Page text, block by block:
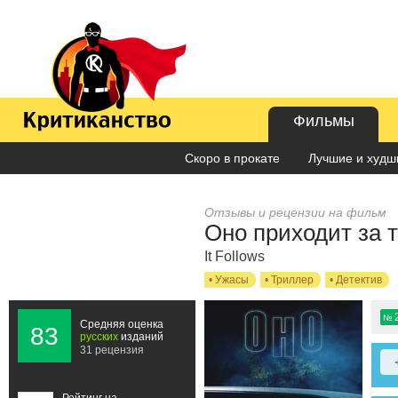
Фильмы
Скоро в прокате Лучшие и
Отзывы и рецензии на фильм
Оно приходит за
It Follows
• Ужасы • Триллер • Детектив
83
Средняя оценка
русских изданий
31 рецензия
№